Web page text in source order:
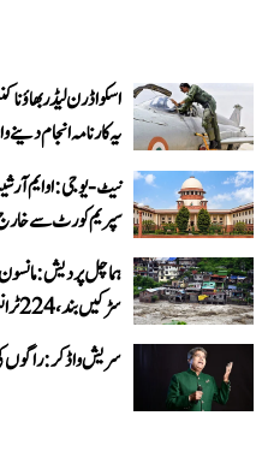
اسکواڈرن لیڈر
یہ کارنامہ انجام دینے
نیٹ-یو جی: او ایم
سپریم کورٹ سے
سڑکیں بند، 224 ٹرانسفارمرز ٹھپ
سریش واڈکر: راگوں